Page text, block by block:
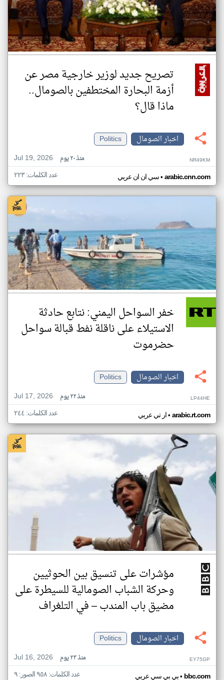
تصريح جديد لوزير خارجية مصر عن
أزمة البحارة المختطفين بالصومال..
ماذا قال؟
اخبار الصومال
Politics
Jul 19, 2026
منذ ٢٠ يوم NR49KM
سي ان ان عربي• arabic.cnn.com عدد الكلمات: ٢٢٣
خفر السواحل اليمني: نتابع حادثة
الاستيلاء على ناقلة نفط قبالة سواحل
حضرموت
اخبار الصومال
Politics
Jul 17, 2026
منذ ٢٢ يوم LP44HE
ار تي عربي• arabic.rt.com عدد الكلمات: ٢٤٤
مؤشرات على تنسيق بين الحوثيين
وحركة الشباب الصومالية للسيطرة على
مضيق باب المندب – في التلغراف
اخبار الصومال
Politics
Jul 16, 2026
منذ ٢٣ يوم EY75GP
بي بي سي عربي• bbc.com عدد الكلمات: ٩٥٨ الصور: ٩